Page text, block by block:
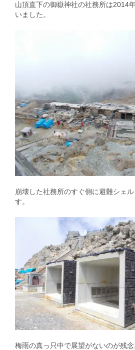
山頂直下の御嶽神社の社務所は2014
いました。
崩壊した社務所のすぐ側に避難シェ
す。
梅雨の真っ只中で展望がないのが残念